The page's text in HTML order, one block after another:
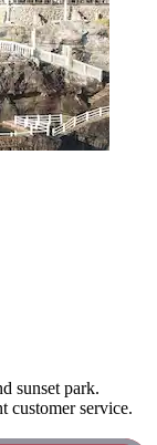
sunset park.
customer service.